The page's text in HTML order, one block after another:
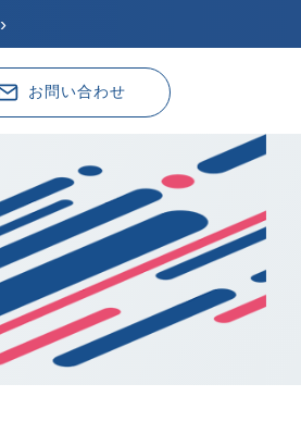
›
お問い合わせ